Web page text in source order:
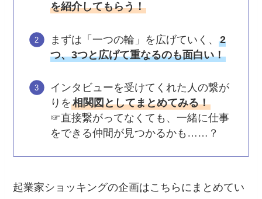
を紹介してもらう！
まずは「一つの輪」を広げていく、2
つ、3つと広げて重なるのも面白い！
インタビューを受けてくれた人の繋が
りを相関図としてまとめてみる！
☞直接繋がってなくても、一緒に仕事
をできる仲間が見つかるかも……？
起業家ショッキングの企画はこちらにまとめてい